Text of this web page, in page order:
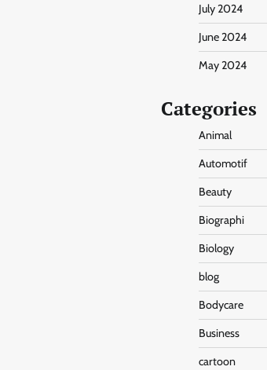
July 2024
June 2024
May 2024
Categories
Animal
Automotif
Beauty
Biographi
Biology
blog
Bodycare
Business
cartoon